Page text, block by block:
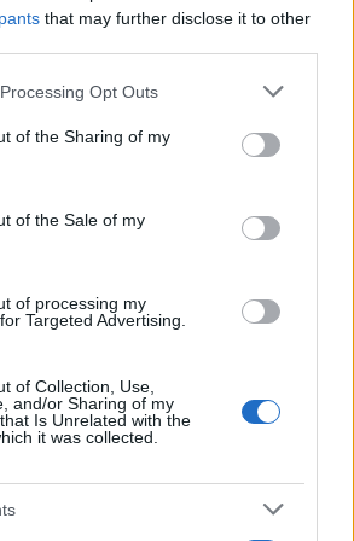
that may further disclose it to other
website/app uses one or more Google
or usage behaviour. You may click to
to Google and its third-party tags to
specified purposes in below Google
Opt Outs
of the Sharing of my
of the Sale of my
of processing my
Targeted Advertising.
of Collection, Use,
and/or Sharing of my
Is Unrelated with the
it was collected.
δίκτυο της θυγατρικής της ΔΕΗ
σε 1,88 εκατομμύρια νοικοκυριά
Από αυτά, περισσότερα από 1,1
διαθέσιμα για άμεση σύνδεση
Το αντίστοιχο δίκτυο FTTH
κάλυψη σε περισσότερα
και επιχειρήσεις, τα οποία
για άμεση σύνδεση. Η
πορεία στις ψηφιακές
ολοκληρώσει στο παρελθόν
κλίμακας υλοποίηση FTTH